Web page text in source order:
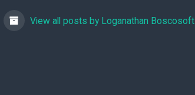
View all posts by Loganathan Boscosoft